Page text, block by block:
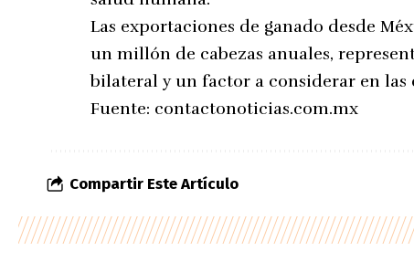
Las exportaciones de ganado desde
un millón de cabezas anuales,
bilateral y un factor a considerar en
Fuente: contactonoticias.com.mx
Compartir Este Artículo